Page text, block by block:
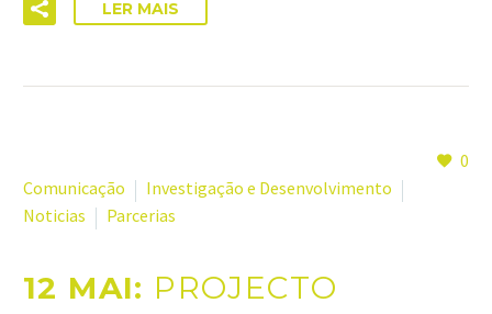
LER MAIS
0
Comunicação
Investigação e Desenvolvimento
Noticias
Parcerias
12 MAI: PROJECTO